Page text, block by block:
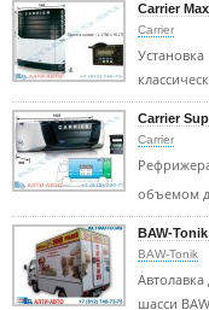
Carrier
Carrier
Carrier
Carrier
объемом
BAW-
BAW-Tonik
шасси